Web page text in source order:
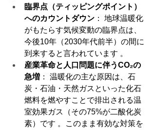
臨界点（ティッピングポイント）
へのカウントダウン ： 地球温暖化
がもたらす気候変動の臨界点は、
今後10年（2030年代前半）の間に
到来すると言われています 。
産業革命と人口問題に伴うCO₂の
急増 ： 温暖化の主な原因は、石
炭・石油・天然ガスといった化石
燃料を燃やすことで排出される温
室効果ガス（その75%が二酸化炭
素）です 。このまま有効な対策を